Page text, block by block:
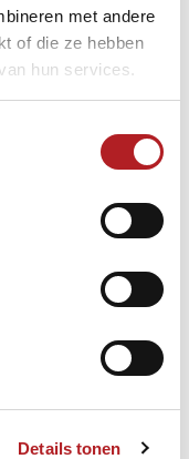
met andere
of die ze hebben
hun services.
Details tonen
geopend.